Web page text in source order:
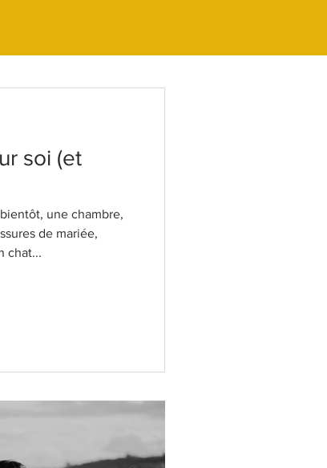
soi (et
une chambre,
de mariée,
chat...